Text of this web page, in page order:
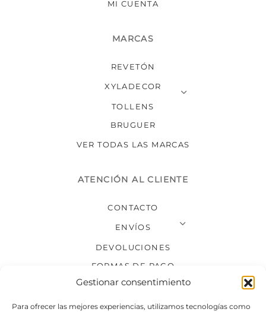
Gestionar consentimiento
Para ofrecer las mejores experiencias, utilizamos tecnologías como
MI CUENTA
MARCAS
REVETÓN
XYLADECOR
TOLLENS
BRUGUER
VER TODAS LAS MARCAS
ATENCIÓN AL CLIENTE
CONTACTO
ENVÍOS
DEVOLUCIONES
FORMAS DE PAGO
SÍGUENOS